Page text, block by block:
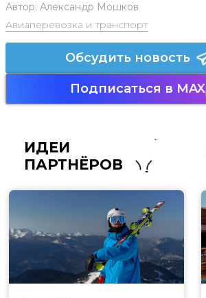
Автор: Александр Мошков
Авиаперевозка и транспорт
Обсудить новость
Подписаться в MAX
ИДЕИ
ПАРТНЁРОВ